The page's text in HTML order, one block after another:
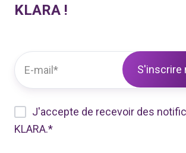
KLARA !
J'accepte de recevoir des
KLARA.*